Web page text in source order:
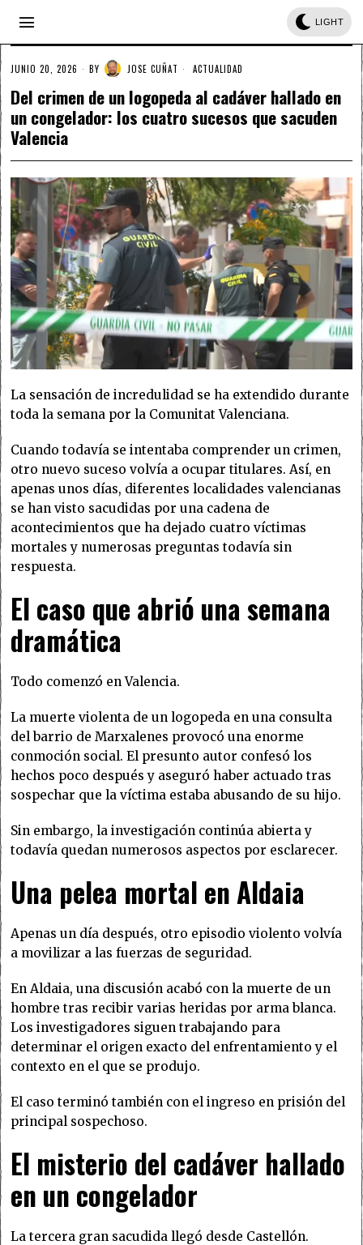
LIGHT
JUNIO 20, 2026 BY JOSE CUÑAT ACTUALIDAD
Del crimen de un logopeda al cadáver hallado en
un congelador: los cuatro sucesos que sacuden
Valencia
La sensación de incredulidad se ha extendido durante
toda la semana por la Comunitat Valenciana.
Cuando todavía se intentaba comprender un crimen,
otro nuevo suceso volvía a ocupar titulares. Así, en
apenas unos días, diferentes localidades valencianas
se han visto sacudidas por una cadena de
acontecimientos que ha dejado cuatro víctimas
mortales y numerosas preguntas todavía sin
respuesta.
El caso que abrió una semana
dramática
Todo comenzó en Valencia.
La muerte violenta de un logopeda en una consulta
del barrio de Marxalenes provocó una enorme
conmoción social. El presunto autor confesó los
hechos poco después y aseguró haber actuado tras
sospechar que la víctima estaba abusando de su hijo.
Sin embargo, la investigación continúa abierta y
todavía quedan numerosos aspectos por esclarecer.
Una pelea mortal en Aldaia
Apenas un día después, otro episodio violento volvía
a movilizar a las fuerzas de seguridad.
En Aldaia, una discusión acabó con la muerte de un
hombre tras recibir varias heridas por arma blanca.
Los investigadores siguen trabajando para
determinar el origen exacto del enfrentamiento y el
contexto en el que se produjo.
El caso terminó también con el ingreso en prisión del
principal sospechoso.
El misterio del cadáver hallado
en un congelador
La tercera gran sacudida llegó desde Castellón.